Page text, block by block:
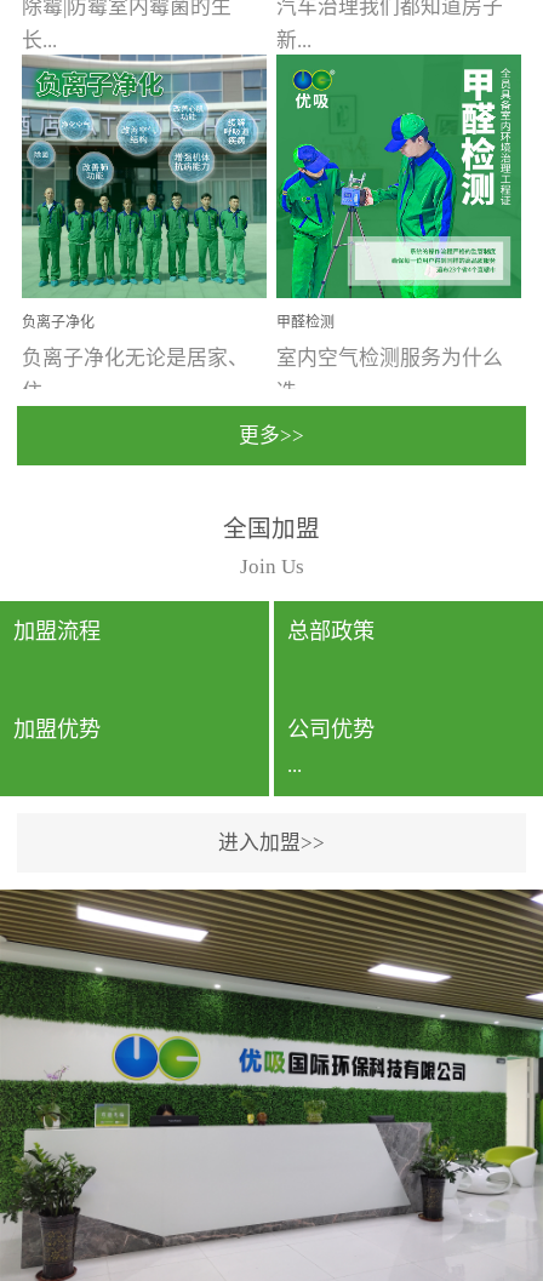
除霉|防霉室内霉菌的生
长...
受温度、湿度、基质养
分、通风四个条件影响，
温暖潮湿、营养物质多、
通风缓慢的空间最易滋生
大量霉菌的...
汽车治理我们都知道房子
新...
装修完会有甲醛，其实汽
车的甲醛超标问题更为严
重。汽车的空间范围小，
配件、皮具、装饰多，这
些都是汽...
负离子净化
负离子净化无论是居家、
住...
动，人类长时间停留的室
内空间都有整体消毒的需
要。因为空间内人流携带
的、空气...
甲醛检测
室内空气检测服务为什么
选...
行国家规定的标准检测方
法，空气采样量准确，检
测结果可靠，远胜于其他
检测...
更多>>
全国加盟
Join Us
加盟流程 总部政策
加盟优势 公司优势
...
专利保护优势、双甲资质
企业（“室内环境净化治理
甲级施工资质”“室内环境
污染治理资质等级证
书”）、拥有多名高级《环
境工程高级工程师》室内
空气治理资格认证的治理
人员、掌握室内空气净化
治理实用技术和五项专利
技术、八项计算机软件著
作权登记证书等。研发实
进入加盟>>